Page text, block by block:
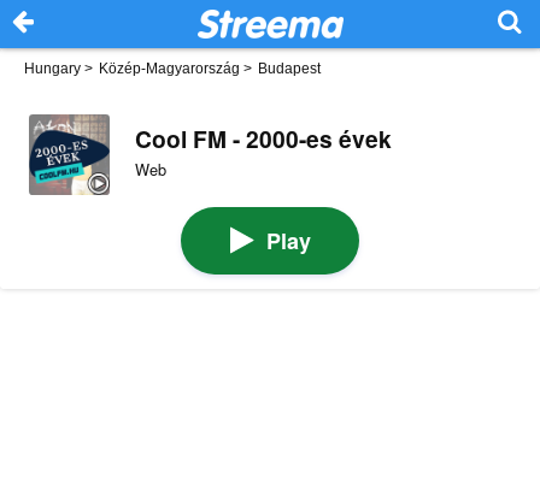
Hungary > Közép-Magyarország > Budapest
Cool FM - 2000-es évek
Web
Play